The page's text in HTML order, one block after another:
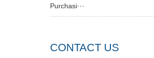
Purchasi···
CONTACT US